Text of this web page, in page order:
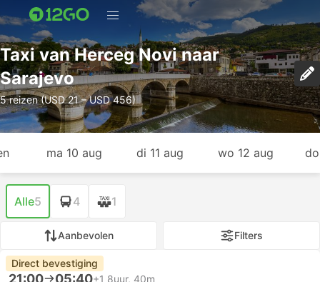
Taxi van Herceg Novi naar
Sarajevo
5 reizen (USD 21 – USD 456)
ma 10 aug di 11 aug wo 12 aug
Alle5 4 1
Aanbevolen Filters
Direct bevestiging
21:00 05:40+1 8uur, 40m